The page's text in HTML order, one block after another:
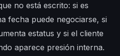
no está escrito: si es
fecha puede negociarse, si
estatus y si el cliente
aparece presión interna.